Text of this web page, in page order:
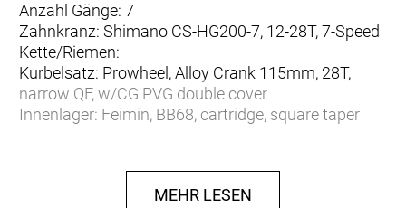
Anzahl Gänge: 7
Zahnkranz: Shimano CS-HG200-7, 12-28T, 7-Speed
Kette/Riemen:
Kurbelsatz: Prowheel, Alloy Crank 115mm, 28T,
narrow QF, w/CG PVG double cover
Innenlager: Feimin, BB68, cartridge, square taper
Bremshebel: Tektro JL510, KIDS specific
Bremshebel hinten: Tektro JL510, KIDS specific
MEHR LESEN